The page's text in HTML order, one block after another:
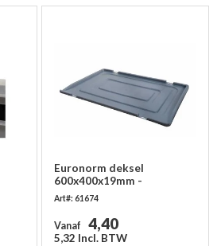
Euronorm deksel
600x400x19mm -
kunststof, zonder
scharnieren
Art#: 61674
Vanaf 4,40
5,32 Incl. BTW